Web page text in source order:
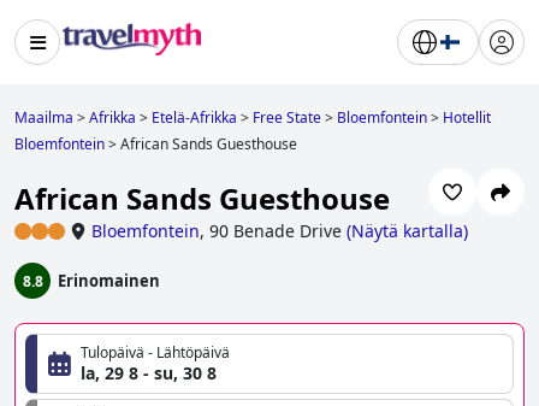
Maailma >Afrikka > Etelä-Afrikka > Free State> Bloemfontein> Hotellit
Bloemfontein>African Sands Guesthouse
African Sands Guesthouse
Bloemfontein, 90 Benade Drive (Näytä kartalla)
8.8 Erinomainen
Tulopäivä - Lähtöpäivä
la, 29 8 - su, 30 8